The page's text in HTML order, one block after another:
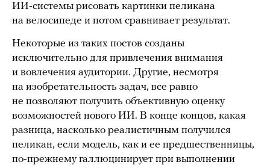
ИИ-системы рисовать картинки пеликана
на велосипеде и потом сравнивает результат.
Некоторые из таких постов созданы
исключительно для привлечения внимания
и вовлечения аудитории. Другие, несмотря
на изобретательность задач, все равно
не позволяют получить объективную оценку
возможностей нового ИИ. В конце концов, какая
разница, насколько реалистичным получился
пеликан, если модель, как и ее предшественницы,
по-прежнему галлюцинирует при выполнении